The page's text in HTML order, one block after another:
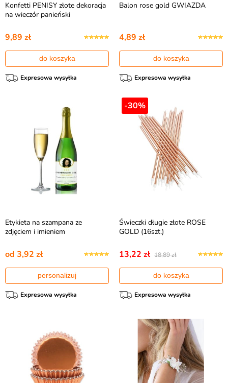
Konfetti PENISY złote dekoracja
na wieczór panieński
9,89 zł
do koszyka
Expresowa wysyłka
Balon rose gold GWIAZDA
4,89 zł
do koszyka
Expresowa wysyłka
Etykieta na szampana ze
zdjęciem i imieniem
od 3,92 zł
personalizuj
Expresowa wysyłka
-30%
Świeczki długie złote ROSE
GOLD (16szt.)
13,22 zł 18,89 zł
do koszyka
Expresowa wysyłka